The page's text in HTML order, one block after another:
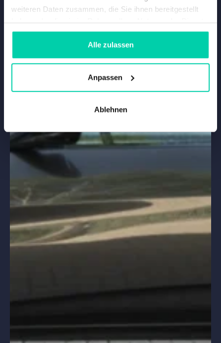
weiteren Daten zusammen, die Sie ihnen bereitgestellt
gesammelt haben.
Alle zulassen
Anpassen
Ablehnen